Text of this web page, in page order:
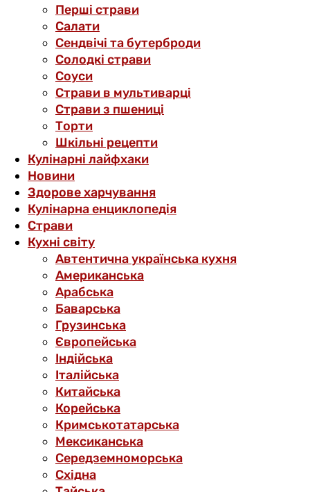
Перші страви
Салати
Сендвічі та бутерброди
Солодкі страви
Соуси
Страви в мультиварці
Страви з пшениці
Торти
Шкільні рецепти
Кулінарні лайфхаки
Новини
Здорове харчування
Кулінарна енциклопедія
Страви
Кухні світу
Автентична українська кухня
Американська
Арабська
Баварська
Грузинська
Європейська
Індійська
Італійська
Китайська
Корейська
Кримськотатарська
Мексиканська
Середземноморська
Східна